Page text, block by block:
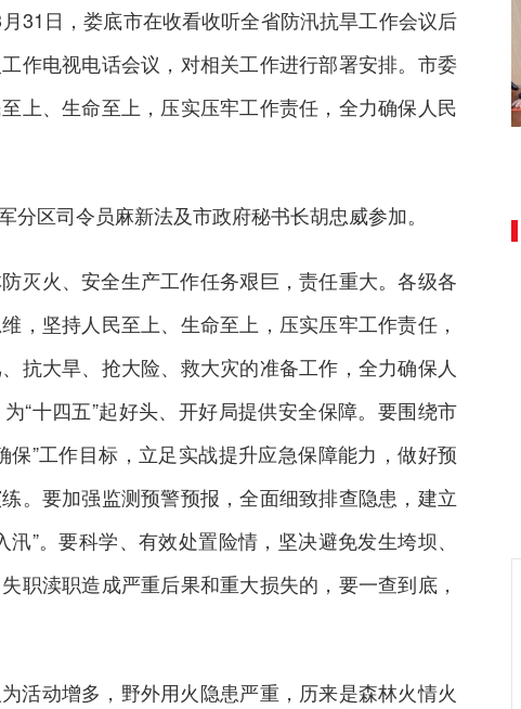
31日，娄底市在收看收听全省防汛抗旱工作会议后
作电视电话会议，对相关工作进行部署安排。市委
上、生命至上，压实压牢工作责任，全力确保人民
区司令员麻新法及市政府秘书长胡忠威参加。
灭火、安全生产工作任务艰巨，责任重大。各级各
，坚持人民至上、生命至上，压实压牢工作责任，
抗大旱、抢大险、救大灾的准备工作，全力确保人
“十四五”起好头、开好局提供安全保障。要围绕市
”工作目标，立足实战提升应急保障能力，做好预
。要加强监测预警预报，全面细致排查隐患，建立
”。要科学、有效处置险情，坚决避免发生垮坝、
职渎职造成严重后果和重大损失的，要一查到底，
活动增多，野外用火隐患严重，历来是森林火情火